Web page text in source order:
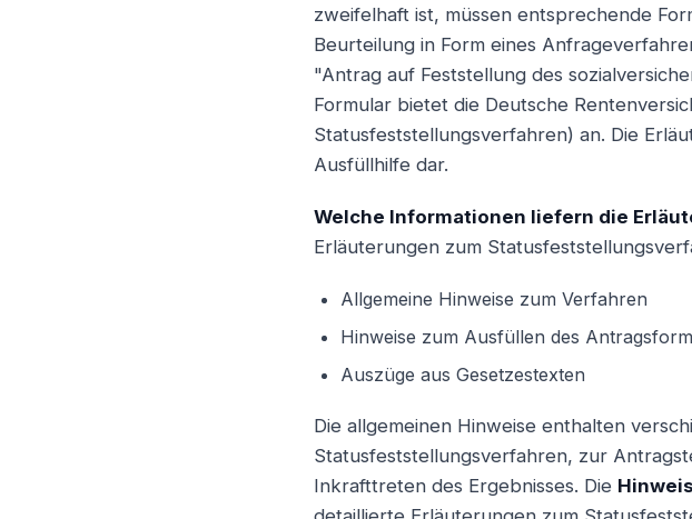
Geschäftsführer (Angestellt /
Selbstständig / Unternehmer
Angestellter
zweifelhaft ist, müssen entsprechende
Beurteilung in Form eines
"Antrag auf Feststellung des
Formular bietet die Deutsche
Statusfeststellungsverfahren) an. Die
Ausfüllhilfe dar.
Welche Informationen liefern die
Erläuterungen zum
Allgemeine Hinweise zum Verfahren
Hinweise zum Ausfüllen des
Auszüge aus Gesetzestexten
Die allgemeinen Hinweise enthalten
Statusfeststellungsverfahren, zur
Inkrafttreten des Ergebnisses. Die